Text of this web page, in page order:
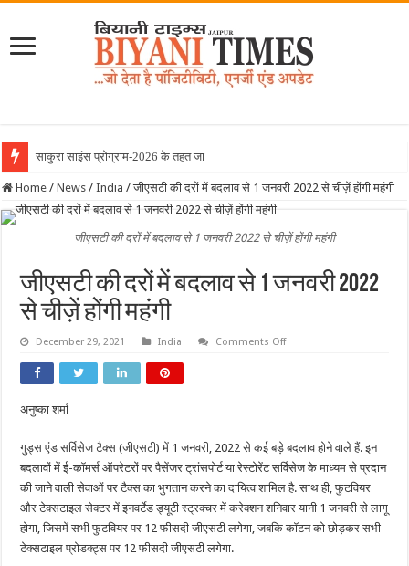
साकुरा साइंस प्रोग्राम-2026 के तहत जापान रवाना हुई
Home / News / India / जीएसटी की दरों में बदलाव से 1 जनवरी 2022 से चीज़ें होंगी महंगी
जीएसटी की दरों में बदलाव से 1 जनवरी 2022 से चीज़ें होंगी महंगी
जीएसटी की दरों में बदलाव से 1 जनवरी 2022
से चीज़ें होंगी महंगी
December 29, 2021 India Comments Offon
2022
से
चीज़ें
होंगी
महंगी
अनुष्का शर्मा
गुड्स एंड सर्विसेज टैक्स (जीएसटी) में 1 जनवरी, 2022 से कई बड़े बदलाव होने वाले हैं. इन
बदलावों में ई-कॉमर्स ऑपरेटरों पर पैसेंजर ट्रांसपोर्ट या रेस्टोरेंट सर्विसेज के माध्यम से प्रदान
की जाने वाली सेवाओं पर टैक्स का भुगतान करने का दायित्व शामिल है. साथ ही, फुटवियर
और टेक्सटाइल सेक्टर में इनवर्टेड ड्यूटी स्ट्रक्चर में करेक्शन शनिवार यानी 1 जनवरी से लागू
होगा, जिसमें सभी फुटवियर पर 12 फीसदी जीएसटी लगेगा, जबकि कॉटन को छोड़कर सभी
टेक्सटाइल प्रोडक्ट्स पर 12 फीसदी जीएसटी लगेगा.